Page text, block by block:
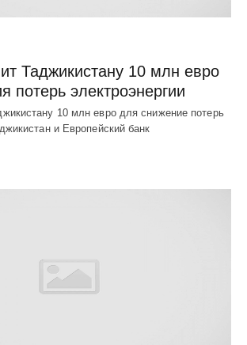
Таджикистану 10 млн евро
потерь электроэнергии
10 млн евро для снижение потерь
и Европейский банк